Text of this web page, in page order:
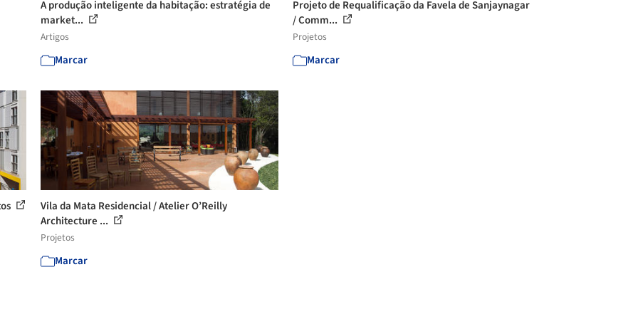
A produção inteligente da habitação: estratégia de
market...
Artigos
Marcar
Projeto de Requalificação da Favela de Sanjaynagar
/ Comm...
Projetos
Marcar
Vila da Mata Residencial / Atelier O’Reilly
Architecture ...
Projetos
Marcar